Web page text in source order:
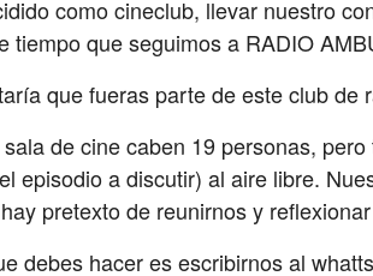
como cineclub, llevar nuestro
tiempo que seguimos a RADIO
que fueras parte de este club de
de cine caben 19 personas,
episodio a discutir) al aire libre.
pretexto de reunirnos y
debes hacer es escribirnos al